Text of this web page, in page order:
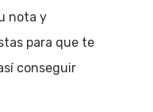
nota y
para que te
conseguir